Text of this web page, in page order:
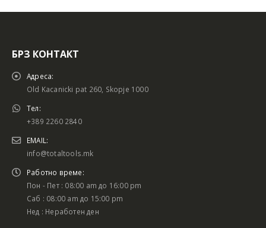
БРЗ КОНТАКТ
Адреса:
Old Kacanicki pat 260, Skopje 1000
Тел:
+389 2260 2840
EMAIL:
info@totaltools.mk
Работно време:
Пон - Пет : 08:00 am до 16:00 pm
Саб : 08:00 am до 15:00 pm
Нед : Неработен ден